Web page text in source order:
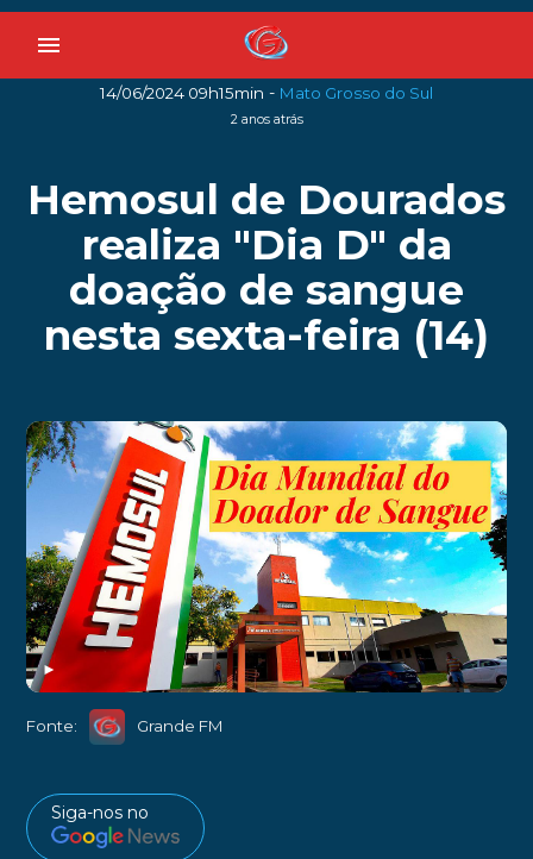
menu
14/06/2024 09h15min - Mato Grosso do Sul
2 anos atrás
Hemosul de Dourados
realiza "Dia D" da
doação de sangue
nesta sexta-feira (14)
►
Fonte: Grande FM
Siga-nos no